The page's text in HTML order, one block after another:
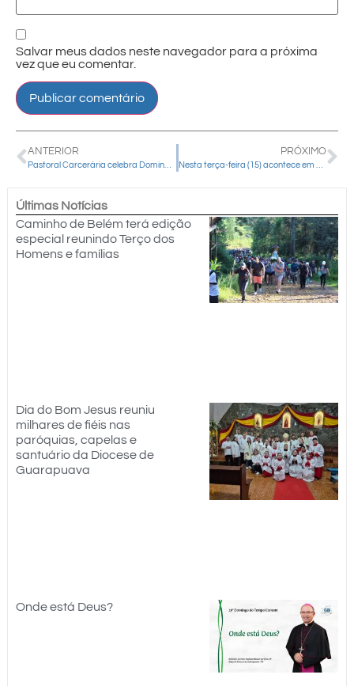
Salvar meus dados neste navegador para a próxima
vez que eu comentar.
ANTERIOR PRÓXIMO
Últimas Notícias
Caminho de Belém terá edição
especial reunindo Terço dos
Homens e famílias
Dia do Bom Jesus reuniu
milhares de fiéis nas
paróquias, capelas e
santuário da Diocese de
Guarapuava
Onde está Deus?